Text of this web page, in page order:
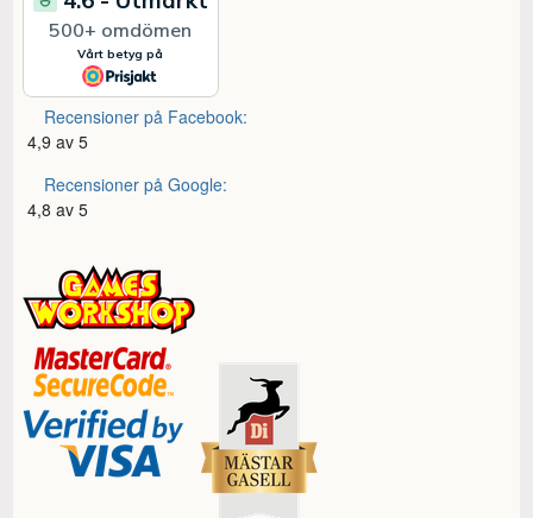
Recensioner på Facebook:
4,9 av 5
Recensioner på Google:
4,8 av 5